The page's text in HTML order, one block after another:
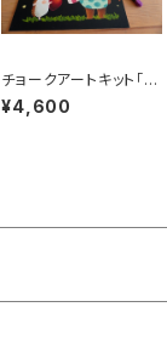
チョークアートキット「眠
たいクマさん」
¥4,600